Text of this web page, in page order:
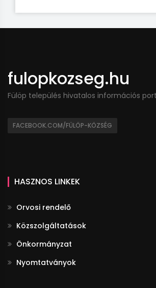
fulopkozseg.hu
Fülöp település hivatalos információs
FACEBOOK.COM/FÜLÖP-KÖZSÉG
HASZNOS LINKEK
Orvosi rendelő
Közszolgáltatások
Önkormányzat
Nyomtatványok